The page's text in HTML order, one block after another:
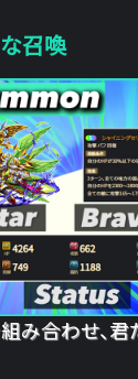
召喚
み合わせ、君